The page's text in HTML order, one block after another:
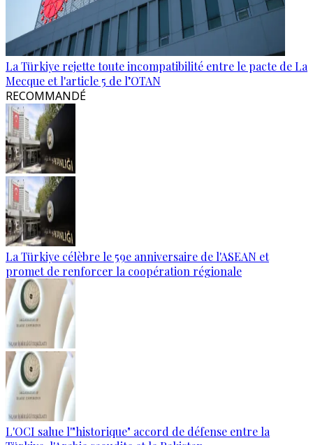
La Türkiye rejette toute incompatibilité entre le pacte de La
Mecque et l'article 5 de l’OTAN
RECOMMANDÉ
La Türkiye célèbre le 59e anniversaire de l'ASEAN et
promet de renforcer la coopération régionale
L'OCI salue l'"historique" accord de défense entre la